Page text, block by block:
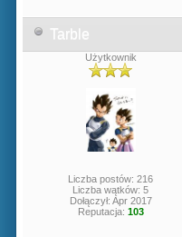
Tarble
Użytkownik
Liczba postów: 216
Liczba wątków: 5
Dołączył: Apr 2017
Reputacja: 103